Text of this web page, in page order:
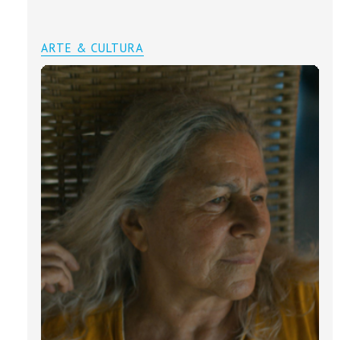
ARTE & CULTURA